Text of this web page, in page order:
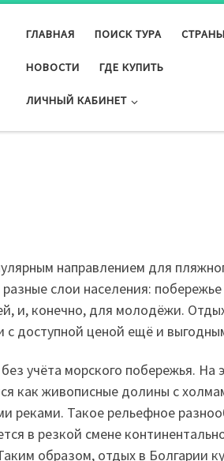
ГЛАВНАЯ ПОИСК ТУРА СТРАНЫ
НОВОСТИ ГДЕ КУПИТЬ
ЛИЧНЫЙ КАБИНЕТ
направлением для
слои населения:
и, конечно, для молодёжи.
с доступной ценой ещё и
учёта морского побережья. На
как живописные долины с
реками. Такое рельефное
в резкой смене
образом, отдых в Болгарии